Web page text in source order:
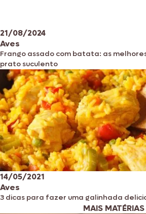
21/08/2024
Aves
Frango assado com batata: as
prato suculento
14/05/2021
Aves
3 dicas para fazer uma galinhada
MAIS MATÉRIAS